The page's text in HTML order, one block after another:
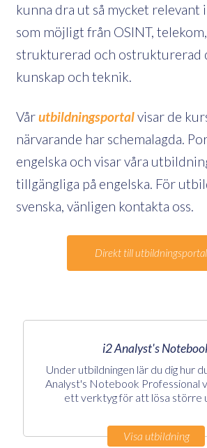
kunna dra ut så mycket
som möjligt från OSINT,
strukturerad och ostrukturerad
kunskap och teknik.
Vårutbildningsportalvisar de
närvarande har schemalagda.
engelska och visar våra
tillgängliga på engelska. För
svenska, vänligen kontakta oss.
Direkt till
i2 Analyst's
Under utbildningen lär du dig hur
Analyst's Notebook Professional
ett verktyg för att lösa större
Visa utbildning